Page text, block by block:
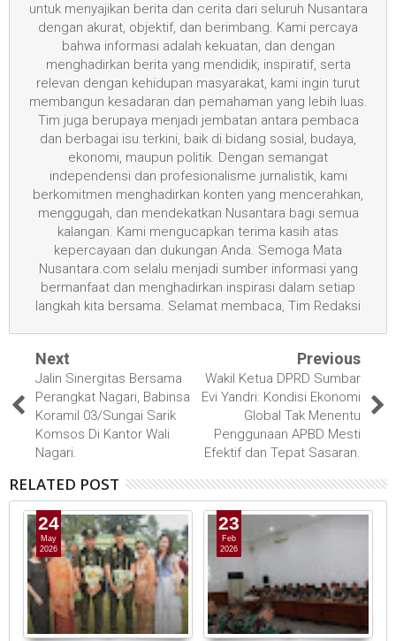
untuk menyajikan berita dan cerita dari seluruh Nusantara
dengan akurat, objektif, dan berimbang. Kami percaya
bahwa informasi adalah kekuatan, dan dengan
menghadirkan berita yang mendidik, inspiratif, serta
relevan dengan kehidupan masyarakat, kami ingin turut
membangun kesadaran dan pemahaman yang lebih luas.
Tim juga berupaya menjadi jembatan antara pembaca
dan berbagai isu terkini, baik di bidang sosial, budaya,
ekonomi, maupun politik. Dengan semangat
independensi dan profesionalisme jurnalistik, kami
berkomitmen menghadirkan konten yang mencerahkan,
menggugah, dan mendekatkan Nusantara bagi semua
kalangan. Kami mengucapkan terima kasih atas
kepercayaan dan dukungan Anda. Semoga Mata
Nusantara.com selalu menjadi sumber informasi yang
bermanfaat dan menghadirkan inspirasi dalam setiap
langkah kita bersama. Selamat membaca, Tim Redaksi
Next
Jalin Sinergitas Bersama
Perangkat Nagari, Babinsa
Koramil 03/Sungai Sarik
Komsos Di Kantor Wali
Nagari.
Previous
Wakil Ketua DPRD Sumbar
Evi Yandri: Kondisi Ekonomi
Global Tak Menentu
Penggunaan APBD Mesti
Efektif dan Tepat Sasaran.
RELATED POST
24
May
2026
23
Feb
2026